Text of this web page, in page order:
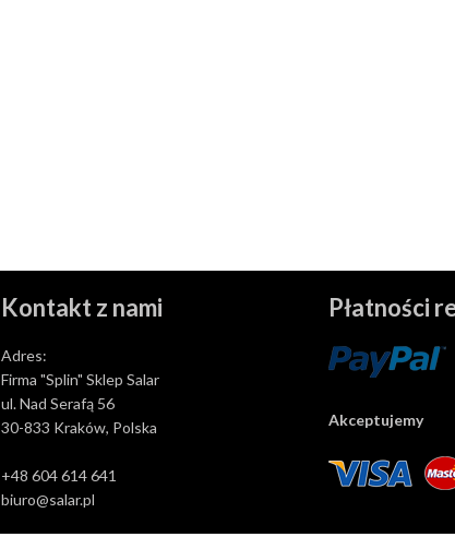
Kontakt z nami
Adres:
Firma "Splin" Sklep Salar
ul. Nad Serafą 56
30-833 Kraków, Polska
+48 604 614 641
biuro@salar.pl
Płatności
Akceptujemy